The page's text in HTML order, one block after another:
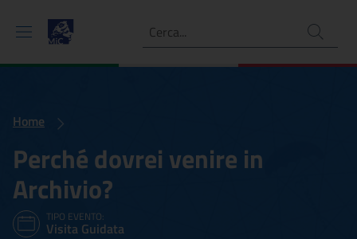
Ricerca
Home
Perché dovrei venire in
Archivio?
TIPO EVENTO:
Visita Guidata